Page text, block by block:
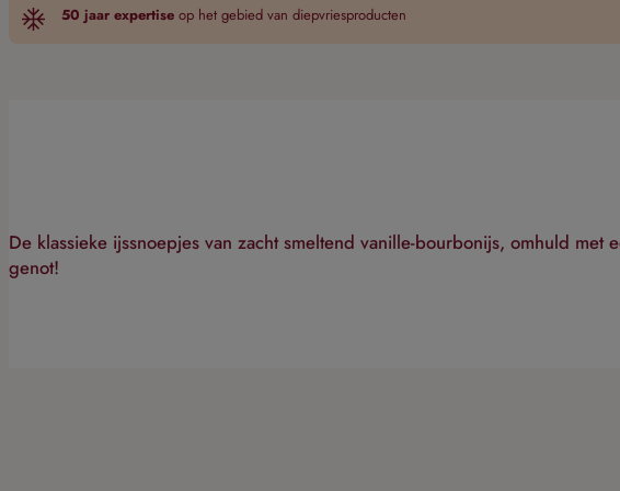
50 jaar expertise op het gebied van diepvriesproducten
De klassieke ijssnoepjes van zacht smeltend vanille-bourbonijs, omhuld
genot!